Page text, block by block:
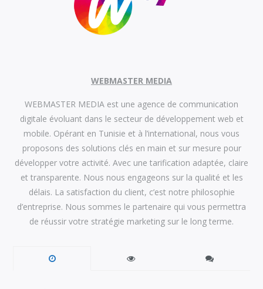
WEBMASTER MEDIA
WEBMASTER MEDIA est une agence de communication
digitale évoluant dans le secteur de développement web et
mobile. Opérant en Tunisie et à l’international, nous vous
proposons des solutions clés en main et sur mesure pour
développer votre activité. Avec une tarification adaptée, claire
et transparente. Nous nous engageons sur la qualité et les
délais. La satisfaction du client, c’est notre philosophie
d’entreprise. Nous sommes le partenaire qui vous permettra
de réussir votre stratégie marketing sur le long terme.